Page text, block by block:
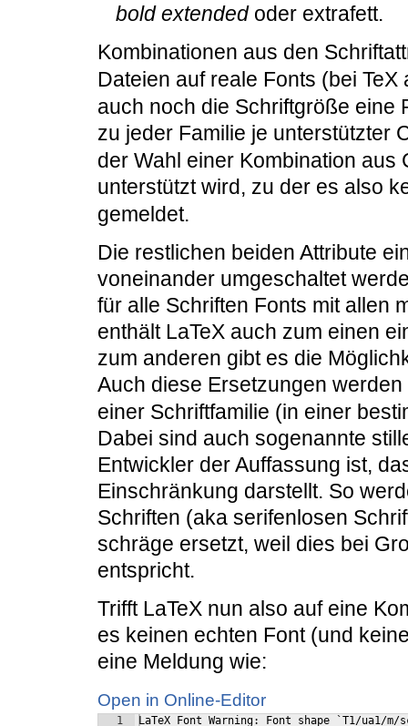
bold extendedoder extrafett.
Kombinationen aus den
Dateien auf reale Fonts (bei TeX
auch noch die Schriftgröße eine
zu jeder Familie je unterstützter
der Wahl einer Kombination aus
unterstützt wird, zu der es also
gemeldet.
Die restlichen beiden Attribute
voneinander umgeschaltet
für alle Schriften Fonts mit allen
enthält LaTeX auch zum einen
zum anderen gibt es die
Auch diese Ersetzungen
einer Schriftfamilie (in einer
Dabei sind auch sogenannte
Entwickler der Auffassung ist,
Einschränkung darstellt. So
Schriften (aka serifenlosen
schräge ersetzt, weil dies bei
entspricht.
Trifft LaTeX nun also auf eine
es keinen echten Font (und
eine Meldung wie:
Open in Online-Editor
1 LaTeX Font Warning: Font shape `T1/ua1/